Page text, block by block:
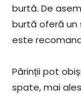
burtă. De
burtă oferă un
este
Părinții pot
spate, mai